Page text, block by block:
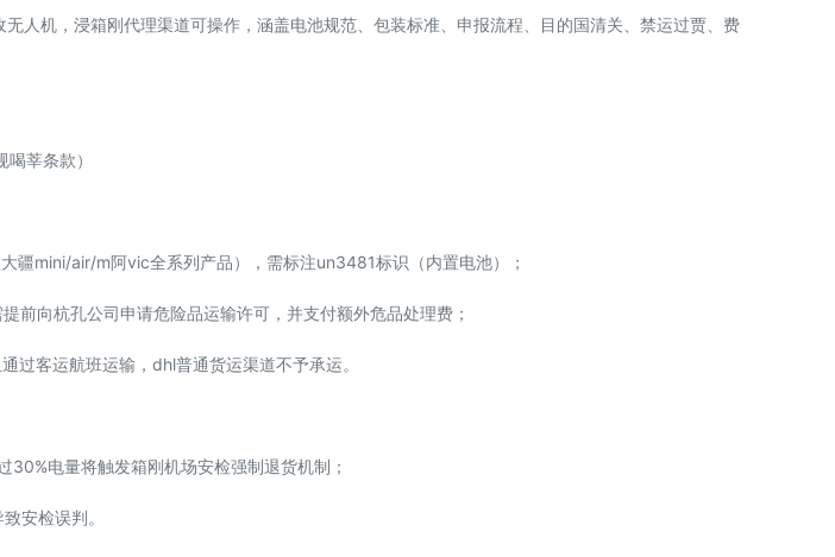
人机，浸箱刚代理渠道可操作，涵盖电池规范、包装标准、申报流程、目的国清关、禁运过贾、费
莘条款）
疆mini/air/m阿vic全系列产品），需标注un3481标识（内置电池）；
前向杭孔公司申请危险品运输许可，并支付额外危品处理费；
过客运航班运输，dhl普通货运渠道不予承运。
电量将触发箱刚机场安检强制退货机制；
安检误判。